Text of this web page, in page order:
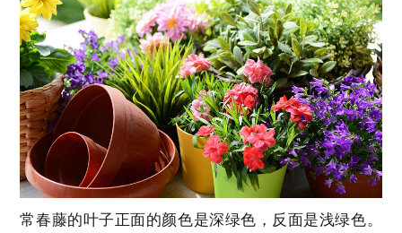
常春藤的叶子正面的颜色是深绿色，反面是浅绿色。